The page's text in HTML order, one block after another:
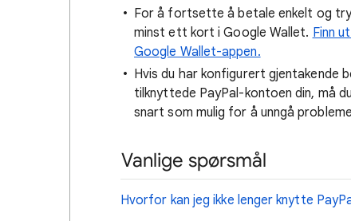
For å fortsette å betale enkelt og
minst ett kort i Google Wallet. Finn
Google Wallet-appen.
Hvis du har konfigurert gjentakende
tilknyttede PayPal-kontoen din, må
snart som mulig for å unngå
Vanlige spørsmål
Hvorfor kan jeg ikke lenger knytte